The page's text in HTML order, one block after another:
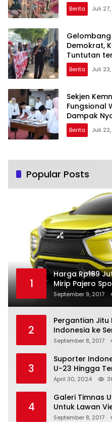
Berita Juli
Gelombang
Demokrat,
Tuntutan
Berita Juli
Sekjen
Fungsional
Dampak
Berita Juli
Popular Posts
1
Harga Rp189
Mirip Pajero
September 9, 2017
2
Pergantian Jitu
Indonesia ke
September 8, 2017
3
Suporter
U-23 Hingga
April 30, 2024
4
Galeri Timnas
Untuk Lawan
September 8, 2017